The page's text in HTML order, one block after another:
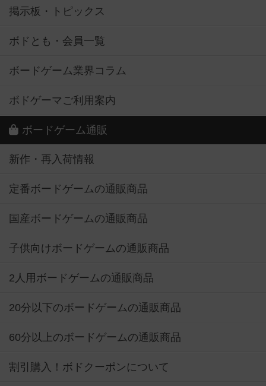
ボドとも・会員一覧
ボードゲーム業界コラム
ボドゲーマご利用案内
ボードゲーム通販
新作・再入荷情報
定番ボードゲームの通販商品
国産ボードゲームの通販商品
子供向けボードゲームの通販商品
2人用ボードゲームの通販商品
20分以下のボードゲームの通販商品
60分以上のボードゲームの通販商品
割引購入！ボドクーポンについて
クラウドファンディング ボドファン